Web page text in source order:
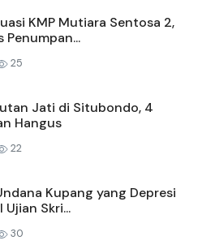
KMP Mutiara Sentosa 2,
Penumpan...
25
Jati di Situbondo, 4
Hangus
22
Kupang yang Depresi
Skri...
30